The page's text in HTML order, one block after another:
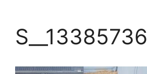
S__13385736